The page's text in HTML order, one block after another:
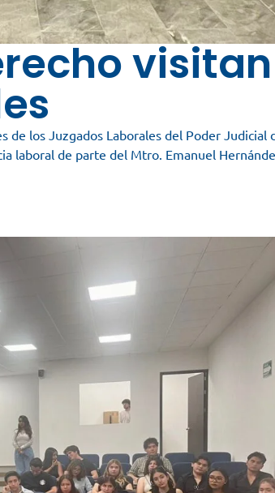
visitan
de los Juzgados Laborales del Poder Judicial
laboral de parte del Mtro. Emanuel